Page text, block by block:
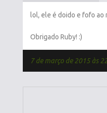
lol, ele é doido e fofo ao
Obrigado Ruby! :)
7 de março de 2015 às